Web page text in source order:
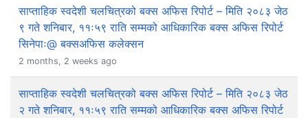
साप्ताहिक स्वदेशी चलचित्रको बक्स अफिस रिपोर्ट – मिति २०८३ जेठ
९ गते शनिबार, ११ः५९ राति सम्मको आधिकारिक बक्स अफिस रिपोर्ट
सिनेपाः@ बक्सअफिस कलेक्सन
2 months, 2 weeks ago
साप्ताहिक स्वदेशी चलचित्रको बक्स अफिस रिपोर्ट – मिति २०८३ जेठ
२ गते शनिबार, ११ः५९ राति सम्मको आधिकारिक बक्स अफिस रिपोर्ट